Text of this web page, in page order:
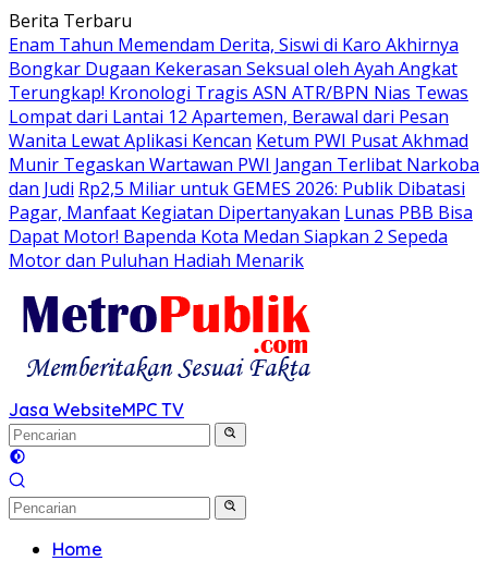
Langsung
ke
konten
Berita Terbaru
Enam Tahun Memendam Derita, Siswi di Karo Akhirnya
Bongkar Dugaan Kekerasan Seksual oleh Ayah Angkat
Terungkap! Kronologi Tragis ASN ATR/BPN Nias Tewas
Lompat dari Lantai 12 Apartemen, Berawal dari Pesan
Wanita Lewat Aplikasi Kencan Ketum PWI Pusat Akhmad
Munir Tegaskan Wartawan PWI Jangan Terlibat Narkoba
dan Judi Rp2,5 Miliar untuk GEMES 2026: Publik Dibatasi
Pagar, Manfaat Kegiatan Dipertanyakan Lunas PBB Bisa
Dapat Motor! Bapenda Kota Medan Siapkan 2 Sepeda
Motor dan Puluhan Hadiah Menarik
Jasa WebsiteMPC TV
Home